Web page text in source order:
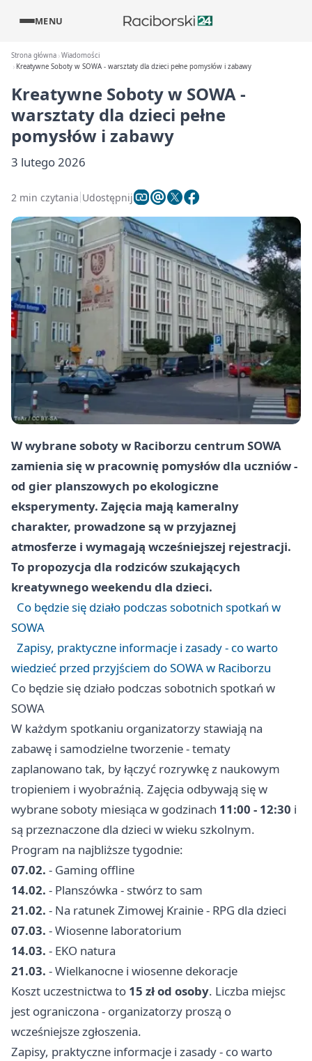
MENU
Strona główna Wiadomości
Kreatywne Soboty w SOWA - warsztaty dla dzieci pełne pomysłów i zabawy
Kreatywne Soboty w SOWA -
warsztaty dla dzieci pełne
pomysłów i zabawy
3 lutego 2026
2 min czytania Udostępnij
W wybrane soboty w Raciborzu centrum SOWA
zamienia się w pracownię pomysłów dla uczniów -
od gier planszowych po ekologiczne
eksperymenty. Zajęcia mają kameralny
charakter, prowadzone są w przyjaznej
atmosferze i wymagają wcześniejszej rejestracji.
To propozycja dla rodziców szukających
kreatywnego weekendu dla dzieci.
Co będzie się działo podczas sobotnich spotkań w
SOWA
Zapisy, praktyczne informacje i zasady - co warto
wiedzieć przed przyjściem do SOWA w Raciborzu
Co będzie się działo podczas sobotnich spotkań w
SOWA
W każdym spotkaniu organizatorzy stawiają na
zabawę i samodzielne tworzenie - tematy
zaplanowano tak, by łączyć rozrywkę z naukowym
tropieniem i wyobraźnią. Zajęcia odbywają się w
wybrane soboty miesiąca w godzinach 11:00 - 12:30 i
są przeznaczone dla dzieci w wieku szkolnym.
Program na najbliższe tygodnie:
07.02. - Gaming offline
14.02. - Planszówka - stwórz to sam
21.02. - Na ratunek Zimowej Krainie - RPG dla dzieci
07.03. - Wiosenne laboratorium
14.03. - EKO natura
21.03. - Wielkanocne i wiosenne dekoracje
Koszt uczestnictwa to 15 zł od osoby. Liczba miejsc
jest ograniczona - organizatorzy proszą o
wcześniejsze zgłoszenia.
Zapisy, praktyczne informacje i zasady - co warto